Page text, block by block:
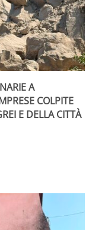
A
COLPITE
E DELLA CITTÀ